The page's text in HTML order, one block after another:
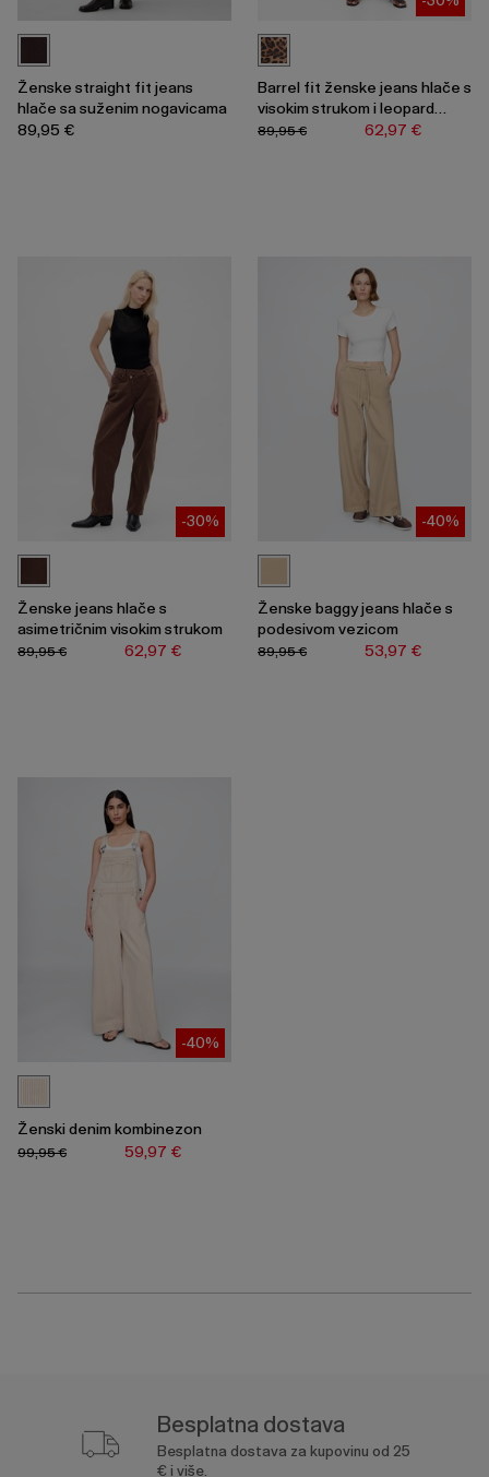
Ženske straight fit jeans
hlače sa suženim nogavicama
89,95 €
Barrel fit ženske jeans hlače s
visokim strukom i leopard
uzorkom
62,97 €
89,95 €
-30%
Ženske jeans hlače s
asimetričnim visokim strukom
62,97 €
89,95 €
-40%
Ženske baggy jeans hlače s
podesivom vezicom
53,97 €
89,95 €
-40%
Ženski denim kombinezon
59,97 €
99,95 €
Besplatna dostava
Besplatna dostava za kupovinu od 25
€ i više.